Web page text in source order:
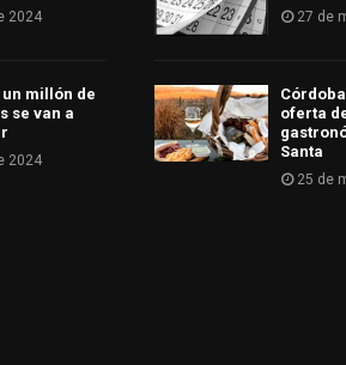
2024
millón de
se van a
2024
27 de
oferta
Santa
25 de